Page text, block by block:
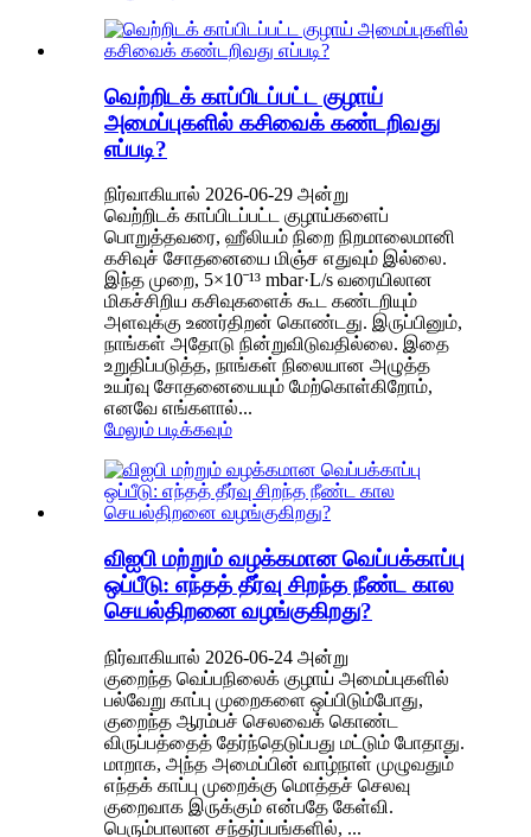
வெற்றிடக் காப்பிடப்பட்ட குழாய்
அமைப்புகளில் கசிவைக் கண்டறிவது
எப்படி?
நிர்வாகியால் 2026-06-29 அன்று
வெற்றிடக் காப்பிடப்பட்ட குழாய்களைப்
பொறுத்தவரை, ஹீலியம் நிறை நிறமாலைமானி
கசிவுச் சோதனையை மிஞ்ச எதுவும் இல்லை.
இந்த முறை, 5×10⁻¹³ mbar·L/s வரையிலான
மிகச்சிறிய கசிவுகளைக் கூட கண்டறியும்
அளவுக்கு உணர்திறன் கொண்டது. இருப்பினும்,
நாங்கள் அதோடு நின்றுவிடுவதில்லை. இதை
உறுதிப்படுத்த, நாங்கள் நிலையான அழுத்த
உயர்வு சோதனையையும் மேற்கொள்கிறோம்,
எனவே எங்களால்...
மேலும் படிக்கவும்
விஐபி மற்றும் வழக்கமான வெப்பக்காப்பு
ஒப்பீடு: எந்தத் தீர்வு சிறந்த நீண்ட கால
செயல்திறனை வழங்குகிறது?
நிர்வாகியால் 2026-06-24 அன்று
குறைந்த வெப்பநிலைக் குழாய் அமைப்புகளில்
பல்வேறு காப்பு முறைகளை ஒப்பிடும்போது, ​​
குறைந்த ஆரம்பச் செலவைக் கொண்ட
விருப்பத்தைத் தேர்ந்தெடுப்பது மட்டும் போதாது.
மாறாக, அந்த அமைப்பின் வாழ்நாள் முழுவதும்
எந்தக் காப்பு முறைக்கு மொத்தச் செலவு
குறைவாக இருக்கும் என்பதே கேள்வி.
பெரும்பாலான சந்தர்ப்பங்களில், ...